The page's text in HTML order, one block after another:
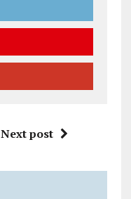
Next post